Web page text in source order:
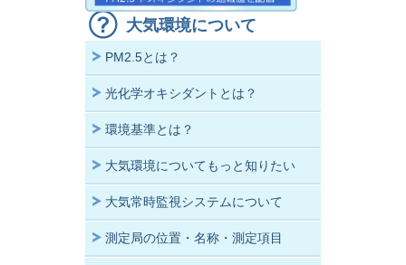
大気環境について
PM2.5とは？
光化学オキシダントとは？
環境基準とは？
大気環境についてもっと知りたい
大気常時監視システムについて
測定局の位置・名称・測定項目